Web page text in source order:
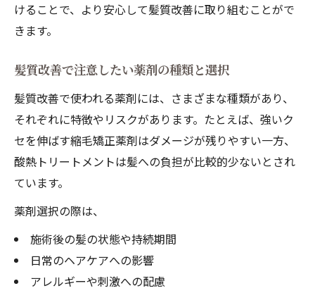
けることで、より安心して髪質改善に取り組むことがで
きます。
髪質改善で注意したい薬剤の種類と選択
髪質改善で使われる薬剤には、さまざまな種類があり、
それぞれに特徴やリスクがあります。たとえば、強いク
セを伸ばす縮毛矯正薬剤はダメージが残りやすい一方、
酸熱トリートメントは髪への負担が比較的少ないとされ
ています。
薬剤選択の際は、
施術後の髪の状態や持続期間
日常のヘアケアへの影響
アレルギーや刺激への配慮